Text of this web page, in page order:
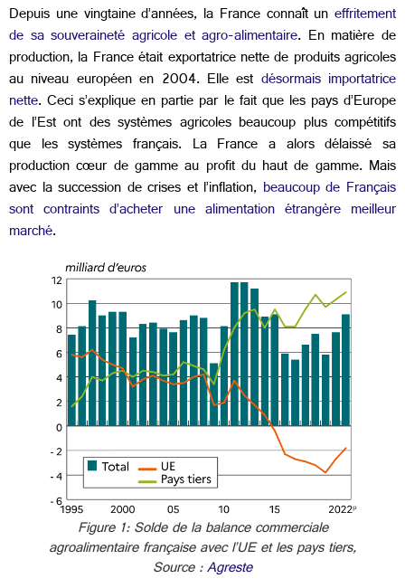
Depuis une vingtaine d’années, la France connaît un effritement
de sa souveraineté agricole et agro-alimentaire. En matière de
production, la France était exportatrice nette de produits agricoles
au niveau européen en 2004. Elle est désormais importatrice
nette. Ceci s’explique en partie par le fait que les pays d’Europe
de l’Est ont des systèmes agricoles beaucoup plus compétitifs
que les systèmes français. La France a alors délaissé sa
production cœur de gamme au profit du haut de gamme. Mais
avec la succession de crises et l’inflation, beaucoup de Français
sont contraints d’acheter une alimentation étrangère meilleur
marché.
Figure 1: Solde de la balance commerciale
agroalimentaire française avec l’UE et les pays tiers,
Source :Agreste